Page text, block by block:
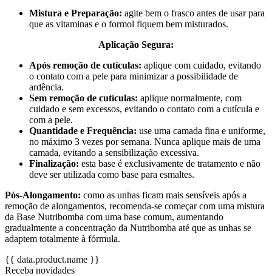
Mistura e Preparação: agite bem o frasco antes de usar para
que as vitaminas e o formol fiquem bem misturados.
Aplicação Segura:
Após remoção de cutículas: aplique com cuidado, evitando
o contato com a pele para minimizar a possibilidade de
ardência.
Sem remoção de cutículas: aplique normalmente, com
cuidado e sem excessos, evitando o contato com a cutícula e
com a pele.
Quantidade e Frequência: use uma camada fina e uniforme,
no máximo 3 vezes por semana. Nunca aplique mais de uma
camada, evitando a sensibilização excessiva.
Finalização: esta base é exclusivamente de tratamento e não
deve ser utilizada como base para esmaltes.
Pós-Alongamento: como as unhas ficam mais sensíveis após a
remoção de alongamentos, recomenda-se começar com uma mistura
da Base Nutribomba com uma base comum, aumentando
gradualmente a concentração da Nutribomba até que as unhas se
adaptem totalmente à fórmula.
{{ data.product.name }}
Receba novidades